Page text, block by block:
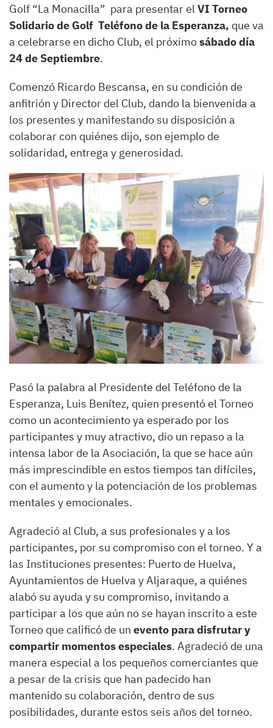
Golf “La Monacilla” para presentar elVI Torneo
Solidario de Golf Teléfono de la Esperanza, que va
a celebrarse en dicho Club, el próximosábado día
24 de Septiembre.
Comenzó Ricardo Bescansa, en su condición de
anfitrión y Director del Club, dando la bienvenida a
los presentes y manifestando su disposición a
colaborar con quiénes dijo, son ejemplo de
solidaridad, entrega y generosidad.
Pasó la palabra al Presidente del Teléfono de la
Esperanza, Luis Benítez, quien presentó el Torneo
como un acontecimiento ya esperado por los
participantes y muy atractivo, dio un repaso a la
intensa labor de la Asociación, la que se hace aún
más imprescindible en estos tiempos tan difíciles,
con el aumento y la potenciación de los problemas
mentales y emocionales.
Agradeció al Club, a sus profesionales y a los
participantes, por su compromiso con el torneo. Y a
las Instituciones presentes: Puerto de Huelva,
Ayuntamientos de Huelva y Aljaraque, a quiénes
alabó su ayuda y su compromiso, invitando a
participar a los que aún no se hayan inscrito a este
Torneo que calificó de un evento para disfrutar y
compartir momentos especiales. Agradeció de una
manera especial a los pequeños comerciantes que
a pesar de la crisis que han padecido han
mantenido su colaboración, dentro de sus
posibilidades, durante estos seis años del torneo.